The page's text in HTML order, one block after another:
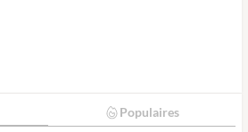
Populaires